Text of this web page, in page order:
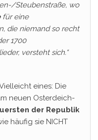
Steubenstraße, wo
für eine
die niemand so recht
1700
versteht sich.“
eines: Die
neuen Osterdeich-
der Republik
häufig sie NICHT